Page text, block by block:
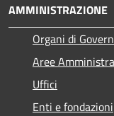
AMMINISTRAZIONE
Organi di
Aree
Uffici
Enti e fondazioni